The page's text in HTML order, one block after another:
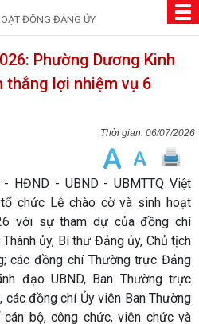
ĐỘNG ĐẢNG ỦY
Phường Dương Kinh
thắng lợi nhiệm vụ 6
06/07/2026
HĐND - UBND - UBMTTQ Việt
chức Lễ chào cờ và sinh hoạt
với sự tham dự của đồng chí
ủy, Bí thư Đảng ủy, Chủ tịch
các đồng chí Thường trực Đảng
đạo UBND, Ban Thường trực
các đồng chí Ủy viên Ban Thường
bộ, công chức, viên chức và